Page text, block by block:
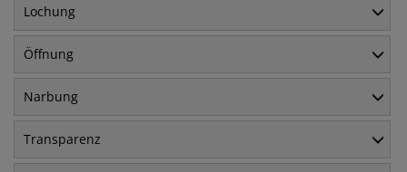
Lochung
Öffnung
Narbung
Transparenz